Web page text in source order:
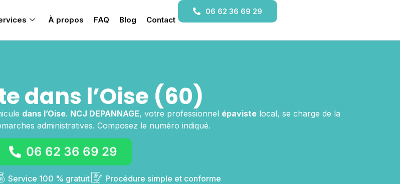
À propos FAQ Blog Contact
06 62 36 69 29
dans l’Oise (60)
dans l’Oise. NCJ DEPANNAGE, votre professionnel épavistelocal, se charge de la
administratives. Composez le numéro indiqué.
06 62 36 69 29
Service 100 % gratuit Procédure simple et conforme